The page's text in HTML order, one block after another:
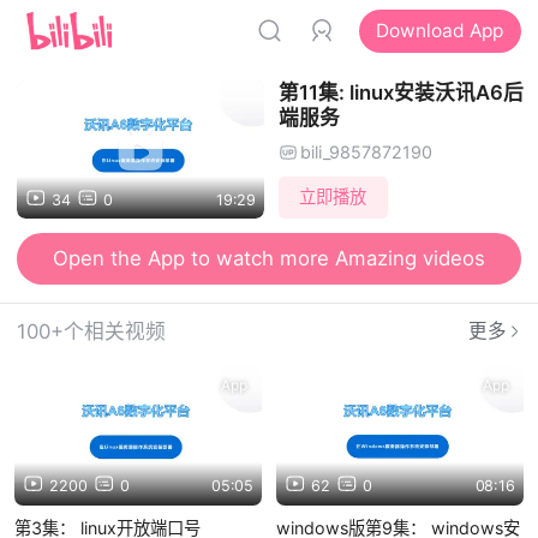
Download App
34 0 19:29
第11集: linux安装沃讯A6后
端服务
bili_9857872190
立即播放
Open the App to watch more Amazing videos
100+个相关视频 更多
2200 0 05:05
App
第3集： linux开放端口号
62 0 08:16
App
windows版第9集： windows安